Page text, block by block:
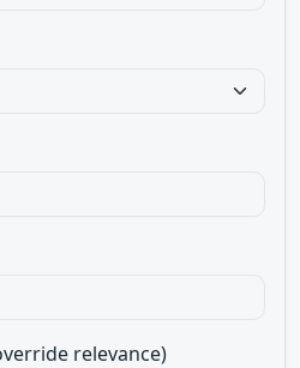
relevance)